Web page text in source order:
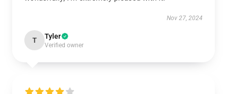
Nov 27, 2024
T Tyler
Verified owner